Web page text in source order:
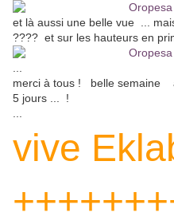
et là aussi une belle vue ...
???? et sur les hauteurs en
merci à tous ! belle semaine
5 jours ... !
vive